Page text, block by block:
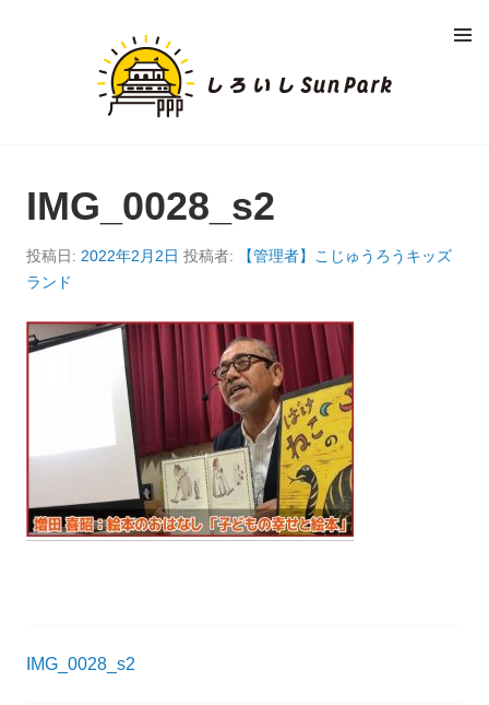
S
ー
IMG_0028_s2
投稿日: 2022年2月2日 投稿者:
【管理者】こじゅうろうキッズ
ランド
投
IMG_0028_s2